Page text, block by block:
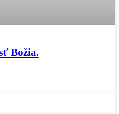
Božia.